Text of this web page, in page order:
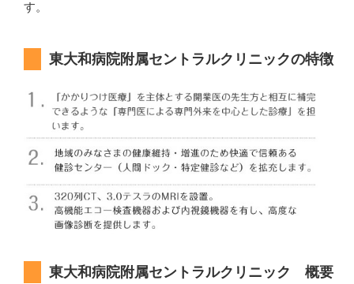
す。
東大和病院附属セントラルクリニックの特徴
東大和病院附属セントラルクリニック 概要